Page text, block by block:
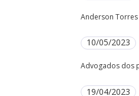
Anderson
10/05/2023
Advogados dos
19/04/2023